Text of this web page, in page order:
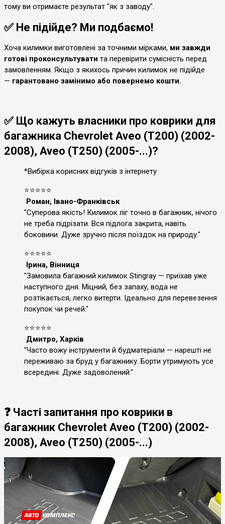
тому ви отримаєте результат "як з заводу".
✅ Не підійде? Ми подбаємо!
Хоча килимки виготовлені за точними мірками, ми завжди
готові проконсультувати та перевірити сумісність перед
замовленням. Якщо з якихось причин килимок не підійде
— гарантовано замінимо або повернемо кошти.
✅ Що кажуть власники про коврики для
багажника Chevrolet Aveo (T200) (2002-
2008), Aveo (T250) (2005-...)?
*Вибірка корисних відгуків з інтернету
⭐⭐⭐⭐⭐
Роман, Івано-Франківськ
"Суперова якість! Килимок ліг точно в багажник, нічого
не треба підрізати. Вся підлога закрита, навіть
боковини. Дуже зручно після поїздок на природу."
⭐⭐⭐⭐⭐
Ірина, Вінниця
"Замовила багажний килимок Stingray — приїхав уже
наступного дня. Міцний, без запаху, вода не
розтікається, легко витерти. Ідеально для перевезення
покупок чи речей."
⭐⭐⭐⭐⭐
Дмитро, Харків
"Часто вожу інструменти й будматеріали — нарешті не
переживаю за бруд у багажнику. Борти утримують усе
всередині. Дуже задоволений."
❓ Часті запитання про коврики в
багажник Chevrolet Aveo (T200) (2002-
2008), Aveo (T250) (2005-...)